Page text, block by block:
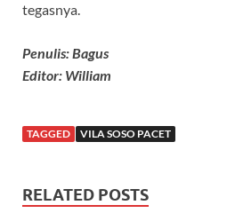
tegasnya.
Penulis: Bagus
Editor: William
TAGGED VILA SOSO PACET
RELATED POSTS